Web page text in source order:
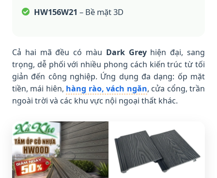
HW156W21 – Bề mặt 3D
Cả hai mã đều có màu Dark Greyhiện đại, sang
trọng, dễ phối với nhiều phong cách kiến trúc từ tối
giản đến công nghiệp. Ứng dụng đa dạng: ốp mặt
tiền, mái hiên, hàng rào, vách ngăn, cửa cổng, trần
ngoài trời và các khu vực nội ngoại thất khác.